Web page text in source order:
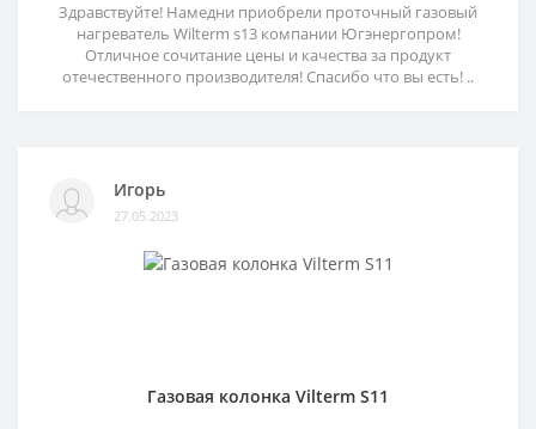
Здравствуйте! Намедни приобрели проточный газовый
нагреватель Wilterm s13 компании Югэнергопром!
Отличное сочитание цены и качества за продукт
отечественного производителя! Спасибо что вы есть! ..
Игорь
27.05.2023
Газовая колонка Vilterm S11